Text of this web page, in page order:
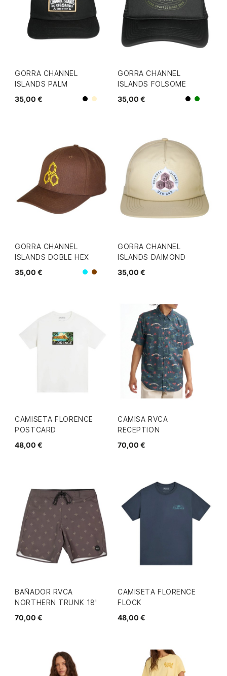
GORRA CHANNEL
ISLANDS PALM
35,00 €
NegroBeige
GORRA CHANNEL
ISLANDS FOLSOME
35,00 €
NegroVerde
GORRA CHANNEL
ISLANDS DOBLE HEX
35,00 €
AzulMarron
GORRA CHANNEL
ISLANDS DAIMOND
35,00 €
CAMISETA FLORENCE
POSTCARD
48,00 €
CAMISA RVCA
RECEPTION
70,00 €
BAÑADOR RVCA
NORTHERN TRUNK 18'
70,00 €
CAMISETA FLORENCE
FLOCK
48,00 €